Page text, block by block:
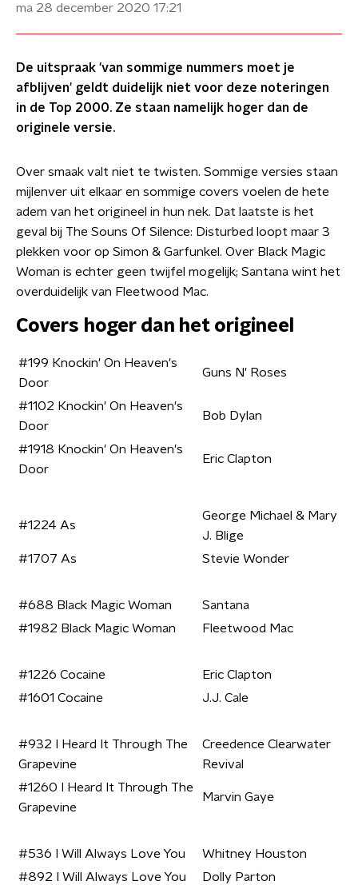
ma 28 december 2020 17:21
De uitspraak 'van sommige nummers moet je
afblijven' geldt duidelijk niet voor deze noteringen
in de Top 2000. Ze staan namelijk hoger dan de
originele versie.
Over smaak valt niet te twisten. Sommige versies staan
mijlenver uit elkaar en sommige covers voelen de hete
adem van het origineel in hun nek. Dat laatste is het
geval bij The Souns Of Silence: Disturbed loopt maar 3
plekken voor op Simon & Garfunkel. Over Black Magic
Woman is echter geen twijfel mogelijk; Santana wint het
overduidelijk van Fleetwood Mac.
Covers hoger dan het origineel
#199 Knockin' On Heaven's
Door
Guns N' Roses
#1102 Knockin' On Heaven's
Door
Bob Dylan
#1918 Knockin' On Heaven's
Door
Eric Clapton
#1224 As
George Michael & Mary
J. Blige
#1707 As
Stevie Wonder
#688 Black Magic Woman
Santana
#1982 Black Magic Woman
Fleetwood Mac
#1226 Cocaine
Eric Clapton
#1601 Cocaine
J.J. Cale
#932 I Heard It Through The
Grapevine
Creedence Clearwater
Revival
#1260 I Heard It Through The
Grapevine
Marvin Gaye
#536 I Will Always Love You
Whitney Houston
#892 I Will Always Love You
Dolly Parton